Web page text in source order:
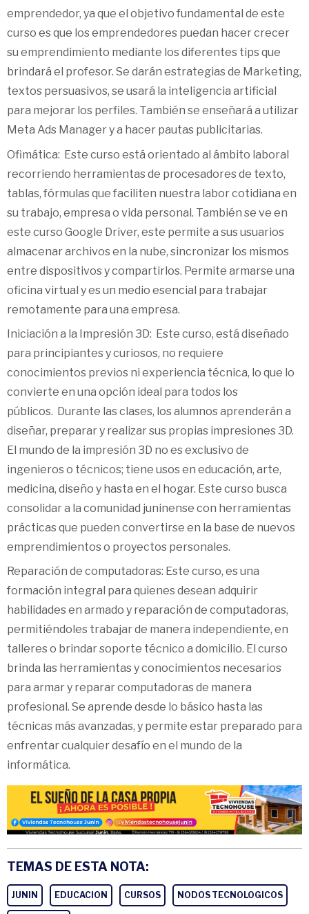
emprendedor, ya que el objetivo fundamental de este
curso es que los emprendedores puedan hacer crecer
su emprendimiento mediante los diferentes tips que
brindará el profesor. Se darán estrategias de Marketing,
textos persuasivos, se usará la inteligencia artificial
para mejorar los perfiles. También se enseñará a utilizar
Meta Ads Manager y a hacer pautas publicitarias.
Ofimática: Este curso está orientado al ámbito laboral
recorriendo herramientas de procesadores de texto,
tablas, fórmulas que faciliten nuestra labor cotidiana en
su trabajo, empresa o vida personal. También se ve en
este curso Google Driver, este permite a sus usuarios
almacenar archivos en la nube, sincronizar los mismos
entre dispositivos y compartirlos. Permite armarse una
oficina virtual y es un medio esencial para trabajar
remotamente para una empresa.
Iniciación a la Impresión 3D: Este curso, está diseñado
para principiantes y curiosos, no requiere
conocimientos previos ni experiencia técnica, lo que lo
convierte en una opción ideal para todos los
públicos. Durante las clases, los alumnos aprenderán a
diseñar, preparar y realizar sus propias impresiones 3D.
El mundo de la impresión 3D no es exclusivo de
ingenieros o técnicos; tiene usos en educación, arte,
medicina, diseño y hasta en el hogar. Este curso busca
consolidar a la comunidad juninense con herramientas
prácticas que pueden convertirse en la base de nuevos
emprendimientos o proyectos personales.
Reparación de computadoras: Este curso, es una
formación integral para quienes desean adquirir
habilidades en armado y reparación de computadoras,
permitiéndoles trabajar de manera independiente, en
talleres o brindar soporte técnico a domicilio. El curso
brinda las herramientas y conocimientos necesarios
para armar y reparar computadoras de manera
profesional. Se aprende desde lo básico hasta las
técnicas más avanzadas, y permite estar preparado para
enfrentar cualquier desafío en el mundo de la
informática.
TEMAS DE ESTA NOTA:
JUNIN EDUCACION CURSOS NODOS TECNOLOGICOS